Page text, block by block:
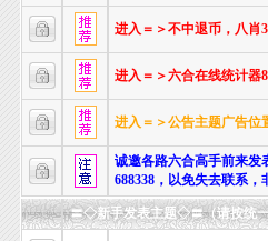
进入＝＞不中退币，八肖
进入＝＞六合在线统计器
进入＝＞公告主题广告位
诚邀各路六合高手前来发
688338，以免失去联系，
〓◇新手发表主题◇〓（请按统